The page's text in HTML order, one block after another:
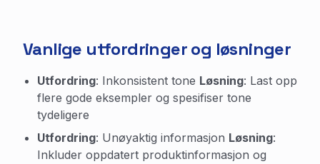
Vanlige utfordringer og løsninger
Utfordring: Inkonsistent tone Løsning: Last opp
flere gode eksempler og spesifiser tone
tydeligere
Utfordring: Unøyaktig informasjon Løsning:
Inkluder oppdatert produktinformasjon og